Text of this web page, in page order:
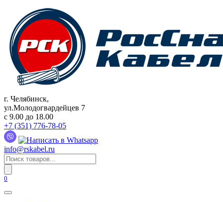
содержанию
г. Челябинск,
ул.Молодогвардейцев 7
c 9.00 до 18.00
+7 (351) 776-78-05
info@rskabel.ru
Поиск
товаров
0